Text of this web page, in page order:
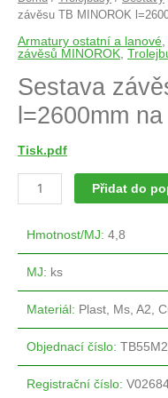
závěsu TB MINOROK
Armatury ostatní a lanové,
závěsů MINOROK,
Sestava
l=2600mm
Tisk.pdf
Přidat do
Hmotnost/MJ: 4,8
MJ: ks
Materiál: Plast, Ms, A2,
Objednací číslo:
Registrační číslo: